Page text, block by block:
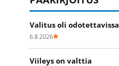
Valitus oli odotettavissa
6.8.2026
Viileys on valttia